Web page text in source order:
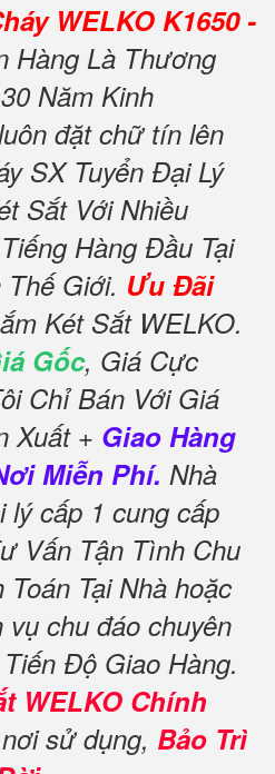
WELKO K1650 -
Hàng Là Thương
Năm Kinh
đặt chữ tín lên
SX Tuyển Đại Lý
Sắt Với Nhiều
Hàng Đầu Tại
Thế Giới. Ưu Đãi
Két Sắt WELKO.
Gốc, Giá Cực
Chỉ Bán Với Giá
Xuất + Giao Hàng
Miễn Phí. Nhà
lý cấp 1 cung cấp
Vấn Tận Tình Chu
Toán Tại Nhà hoặc
chu đáo chuyên
Độ Giao Hàng.
WELKO Chính
sử dụng, Bảo Trì